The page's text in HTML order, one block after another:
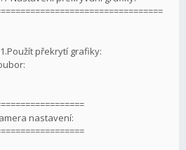
překrytí grafiky:
nastavení: